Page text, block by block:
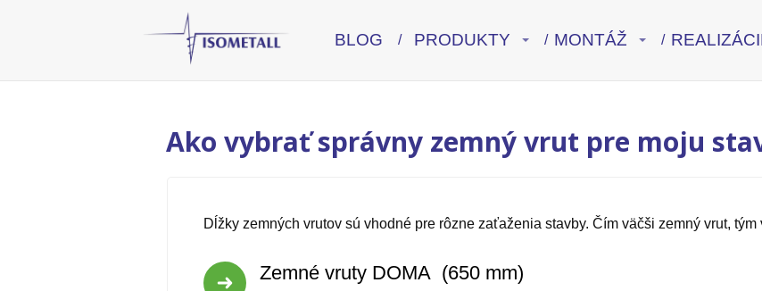
BLOG PRODUKTY MONTÁŽ
Ako vybrať správny zemný vrut pre moju
Dĺžky zemných vrutov sú vhodné pre rôzne zaťaženia stavby. Čím väčši zemný vrut,
Zemné vruty DOMA (650 mm)